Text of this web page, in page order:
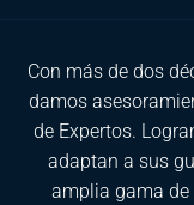
Con más de dos
damos
de Expertos.
adaptan a sus
amplia gama